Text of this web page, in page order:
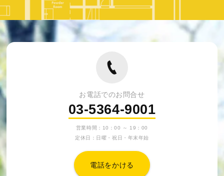
お電話でのお問合せ
03-5364-9001
営業時間：10：00 ～ 19：00
定休日：日曜・祝日・年末年始
電話をかける